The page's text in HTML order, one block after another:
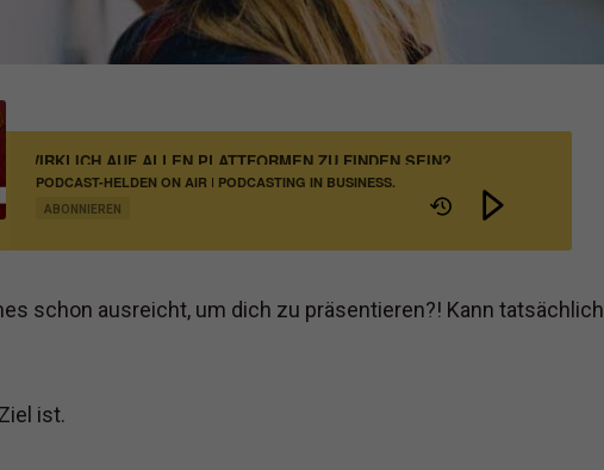
PODCAST-HELDEN ON AIR | PODCASTING IN BUSINESS,
MARKETING UND VERTRIEB
ABONNIEREN
WIRKLICH AUF ALLEN PLATTFORMEN ZU FINDEN SEIN?
schon ausreicht, um dich zu präsentieren?! Kann tatsächlich
ist.